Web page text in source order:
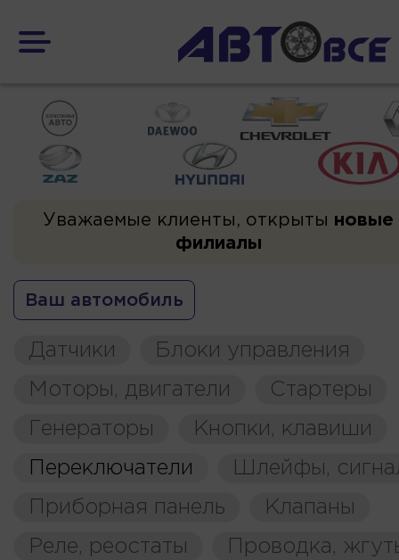
Уважаемые клиенты, открыты новые
филиалы
Ваш автомобиль
Датчики
Блоки управления
Моторы, двигатели
Стартеры
Генераторы
Кнопки, клавиши
Переключатели
Шлейфы,
Приборная панель
Клапаны
Реле, реостаты
Проводка,